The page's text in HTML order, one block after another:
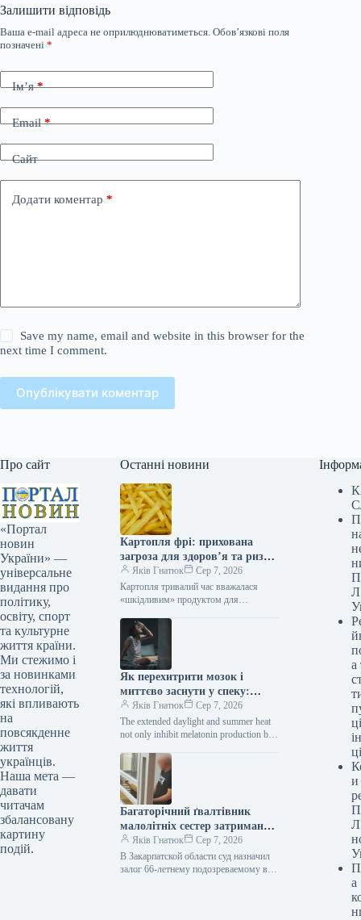
Залишити відповідь
Ваша e-mail адреса не оприлюднюватиметься. Обов’язкові поля
позначені *
Ім’я*
Email*
Сайт
Додати коментар *
Save my name, email and website in this browser for the
next time I comment.
Опублікувати коментар
Про сайт
«Портал
новин
України» —
універсальне
видання про
політику,
освіту, спорт
та культурне
життя країни.
Ми стежимо і
за новинками
технологій,
які впливають
на
повсякденне
життя
українців.
Наша мета —
давати
читачам
збалансовану
картину
подій.
Останні новини
Картопля фрі: прихована
загроза для здоров’я та ризик
розвитку діабету
Яків Гнатюк
Сер 7, 2026
Картопля тривалий час вважалася
«шкідливим» продуктом для
дослідження виявило, що справа не
лише в самій картоплі,…
Як перехитрити мозок і
миттєво заснути у спеку:
вражаючий лайфхак із
наволочкою
Яків Гнатюк
Сер 7, 2026
The extended daylight and summer heat
not only inhibit melatonin production but
which prevents the body…
Багаторічний ґвалтівник
малолітніх сестер затриманий
на Закарпатті, але 66-річному
злочинцю призначили
заставу.
Яків Гнатюк
Сер 7, 2026
В Закарпатской области суд назначил
залог 66-летнему подозреваемому в
Л
а
ці
и
а